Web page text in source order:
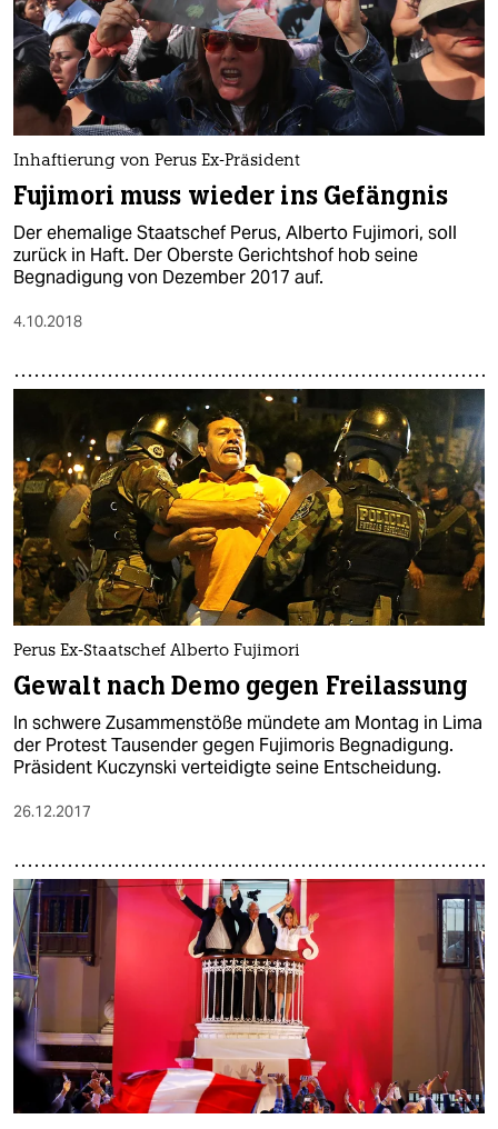
Inhaftierung von Perus Ex-Präsident
Fujimori muss wieder ins Gefängnis
Der ehemalige Staatschef Perus, Alberto Fujimori, soll
zurück in Haft. Der Oberste Gerichtshof hob seine
Begnadigung von Dezember 2017 auf.
4.10.2018
Perus Ex-Staatschef Alberto Fujimori
Gewalt nach Demo gegen Freilassung
In schwere Zusammenstöße mündete am Montag in Lima
der Protest Tausender gegen Fujimoris Begnadigung.
Präsident Kuczynski verteidigte seine Entscheidung.
26.12.2017